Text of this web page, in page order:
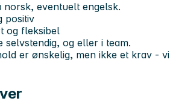
norsk, eventuelt engelsk.
positiv
og fleksibel
selvstendig, og eller i team.
er ønskelig, men ikke et krav - vi